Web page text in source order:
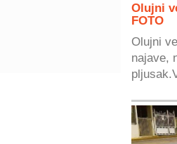
Olujni
FOTO
Olujni
najave,